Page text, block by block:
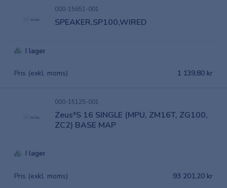
000-15651-001
SPEAKER,SP100,WIRED
I lager
Pris (exkl. moms) 1 139,80 kr
000-15125-001
Zeus³S 16 SINGLE (MPU, ZM16T, ZG100,
ZC2) BASE MAP
I lager
Pris (exkl. moms) 93 201,20 kr